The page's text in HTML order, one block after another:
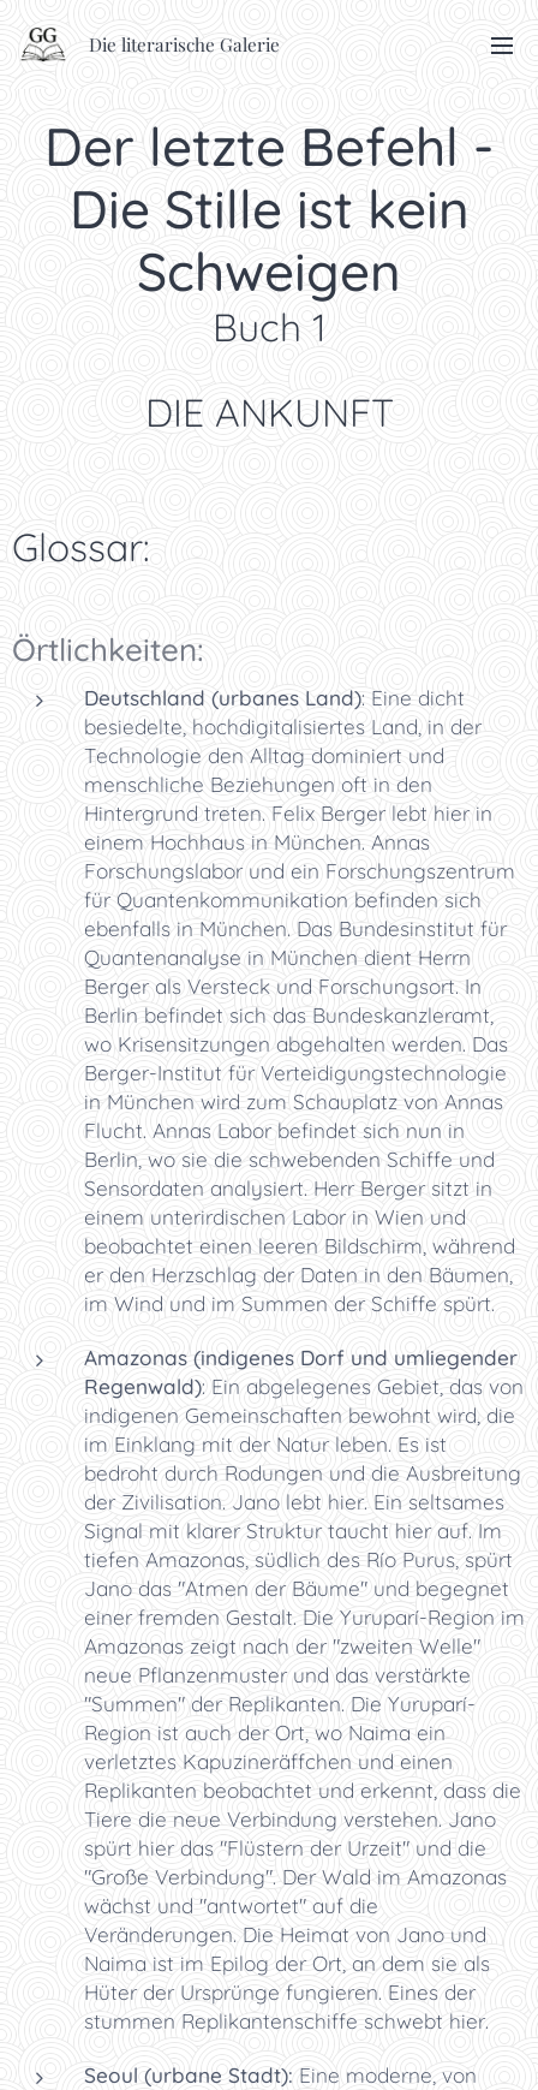
Die literarische Galerie
Der letzte Befehl -
Die Stille ist kein
Schweigen
Buch 1
DIE ANKUNFT
Glossar:
Örtlichkeiten:
Deutschland (urbanes Land): Eine dicht
besiedelte, hochdigitalisiertes Land, in der
Technologie den Alltag dominiert und
menschliche Beziehungen oft in den
Hintergrund treten. Felix Berger lebt hier in
einem Hochhaus in München. Annas
Forschungslabor und ein Forschungszentrum
für Quantenkommunikation befinden sich
ebenfalls in München. Das Bundesinstitut für
Quantenanalyse in München dient Herrn
Berger als Versteck und Forschungsort. In
Berlin befindet sich das Bundeskanzleramt,
wo Krisensitzungen abgehalten werden. Das
Berger-Institut für Verteidigungstechnologie
in München wird zum Schauplatz von Annas
Flucht. Annas Labor befindet sich nun in
Berlin, wo sie die schwebenden Schiffe und
Sensordaten analysiert. Herr Berger sitzt in
einem unterirdischen Labor in Wien und
beobachtet einen leeren Bildschirm, während
er den Herzschlag der Daten in den Bäumen,
im Wind und im Summen der Schiffe spürt.
Amazonas (indigenes Dorf und umliegender
Regenwald): Ein abgelegenes Gebiet, das von
indigenen Gemeinschaften bewohnt wird, die
im Einklang mit der Natur leben. Es ist
bedroht durch Rodungen und die Ausbreitung
der Zivilisation. Jano lebt hier. Ein seltsames
Signal mit klarer Struktur taucht hier auf. Im
tiefen Amazonas, südlich des Río Purus, spürt
Jano das "Atmen der Bäume" und begegnet
einer fremden Gestalt. Die Yuruparí-Region im
Amazonas zeigt nach der "zweiten Welle"
neue Pflanzenmuster und das verstärkte
"Summen" der Replikanten. Die Yuruparí-
Region ist auch der Ort, wo Naima ein
verletztes Kapuzineräffchen und einen
Replikanten beobachtet und erkennt, dass die
Tiere die neue Verbindung verstehen. Jano
spürt hier das "Flüstern der Urzeit" und die
"Große Verbindung". Der Wald im Amazonas
wächst und "antwortet" auf die
Veränderungen. Die Heimat von Jano und
Naima ist im Epilog der Ort, an dem sie als
Hüter der Ursprünge fungieren. Eines der
stummen Replikantenschiffe schwebt hier.
Seoul (urbane Stadt): Eine moderne, von